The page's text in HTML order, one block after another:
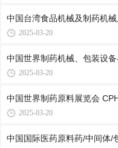
中国台湾食品机械及制药机
2025-03-20
中国世界制药机械、包装设
2025-03-20
中国世界制药原料展览会
2025-03-20
中国国际医药原料药/中间体/